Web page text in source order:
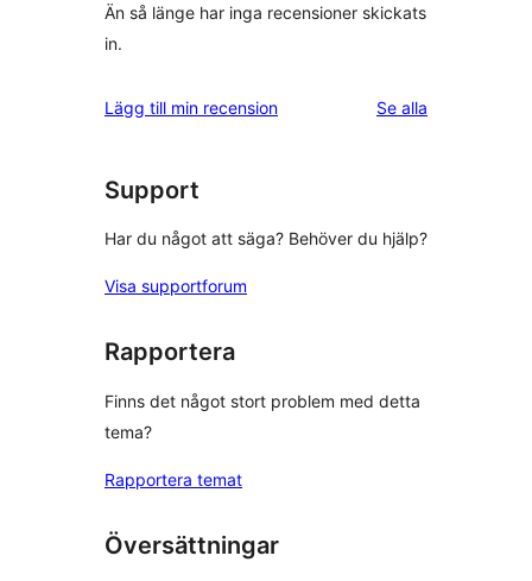
Än så länge har inga recensioner skickats
in.
Lägg till min recension Se alla
Support
Har du något att säga? Behöver du hjälp?
Visa supportforum
Rapportera
Finns det något stort problem med detta
tema?
Rapportera temat
Översättningar